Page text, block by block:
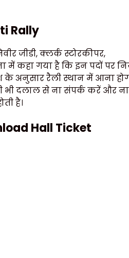
Rally
जीडी, क्लर्क स्टोरकीपर,
कहा गया है कि इन पदों पर
के अनुसार रैली स्थान में आना
भी दलाल से ना संपर्क करें और ना
है।
Hall Ticket